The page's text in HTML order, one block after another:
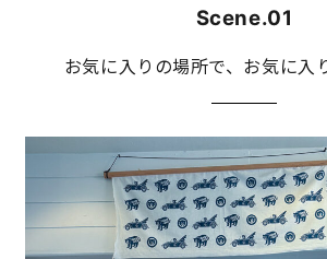
Scene.01
お気に入りの場所で、お気に入